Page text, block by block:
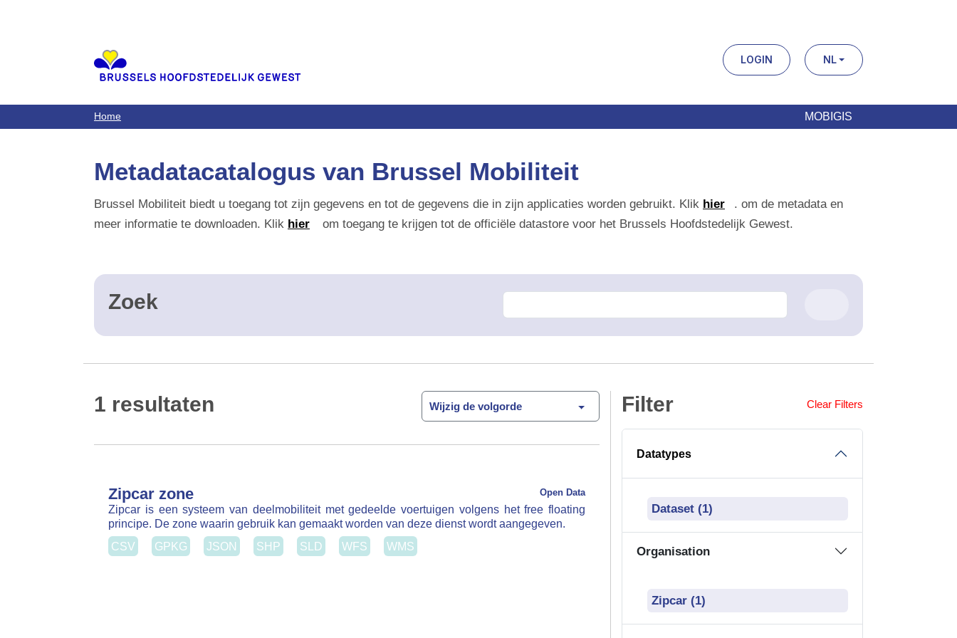
LOGIN NL
Home MOBIGIS
Metadatacatalogus van Brussel Mobiliteit
Brussel Mobiliteit biedt u toegang tot zijn gegevens en tot de gegevens die in zijn applicaties worden gebruikt. Klikhier
. om de metadata en meer
informatie te downloaden. Klikhier om toegang te krijgen tot de officiële datastore voor het Brussels Hoofdstedelijk Gewest.
Zoek
1 resultaten Wijzig de volgorde
Zipcar zone Open Data
Zipcar is een systeem van deelmobiliteit met gedeelde voertuigen volgens het free floating
principe. De zone waarin gebruik kan gemaakt worden van deze dienst wordt aangegeven.
CSV
GPKG JSON SHP SLD WFS WMS
Filter Clear Filters
Datatypes
Dataset (1)
Organisation
Zipcar (1)